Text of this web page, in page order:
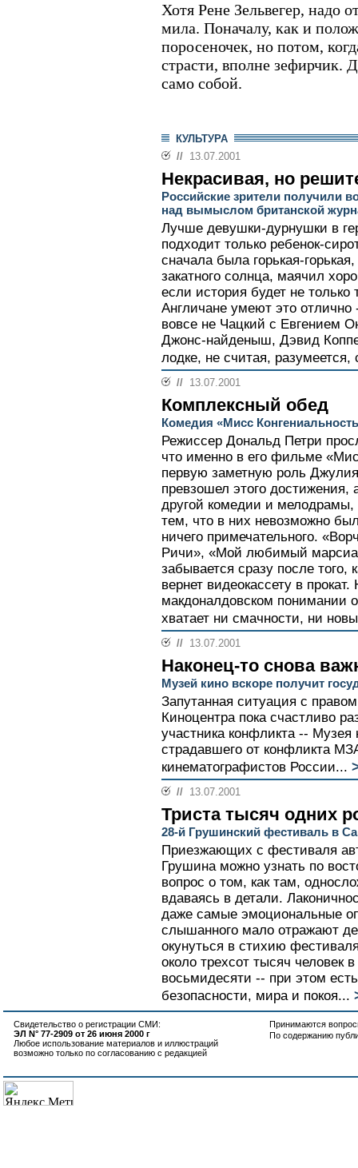
Хотя Рене Зельвегер, надо
мила. Поначалу, как и
поросеночек, но потом,
страсти, вполне зефирчик.
само собой.
КУЛЬТУРА
// 13.07.2001
Некрасивая, но
Российские зрители получили
над вымыслом британской
Лучше девушки-дурнушки в
подходит только ребенок-
сначала была горькая-
закатного солнца, маячил
если история будет не
Англичане умеют это отлично
вовсе не Чацкий с Евгением
Джонс-найденыш, Дэвид
лодке, не считая, разумеется,
// 13.07.2001
Комплексный обед
Комедия «Мисс
Режиссер Дональд Петри
что именно в его фильме
первую заметную роль
превзошел этого достижения,
другой комедии и
тем, что в них невозможно
ничего примечательного.
Ричи», «Мой любимый
забывается сразу после того,
вернет видеокассету в
макдоналдовском понимании
хватает ни смачности, ни
// 13.07.2001
Наконец-то снова
Музей кино вскоре получит
Запутанная ситуация с
Киноцентра пока счастливо
участника конфликта -- Музея
страдавшего от конфликта
кинематографистов России...
// 13.07.2001
Триста тысяч одних
28-й Грушинский фестиваль в
Приезжающих с фестиваля
Грушина можно узнать по
вопрос о том, как там,
вдаваясь в детали.
даже самые эмоциональные
слышанного мало отражают
окунуться в стихию
около трехсот тысяч человек
восьмидесяти -- при этом
безопасности, мира и покоя...
Свидетельство о регистрации СМИ:
ЭЛ N° 77-2909 от 26 июня 2000 г
Любое использование материалов и иллюстраций
возможно только по согласованию с редакцией
Принимаются
По содержанию